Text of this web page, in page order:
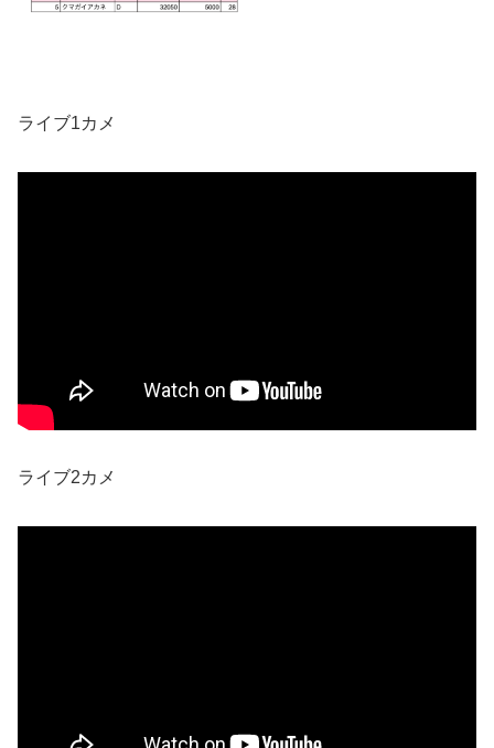
ライブ1カメ
ライブ2カメ